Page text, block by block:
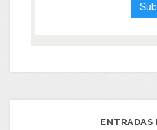
ENTRADAS